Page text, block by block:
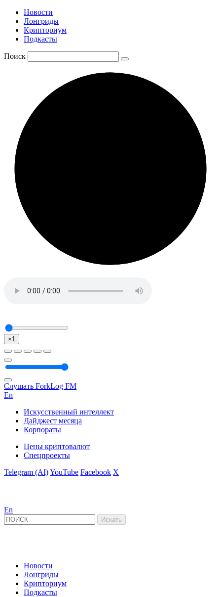
Новости
Лонгриды
Крипториум
Подкасты
Поиск
×1
Слушать ForkLog FM
En
Искусственный интеллект
Дайджест месяца
Корпораты
Цены криптовалют
Спецпроекты
Telegram (AI)YouTube Facebook X
En
Новости
Лонгриды
Крипториум
Подкасты